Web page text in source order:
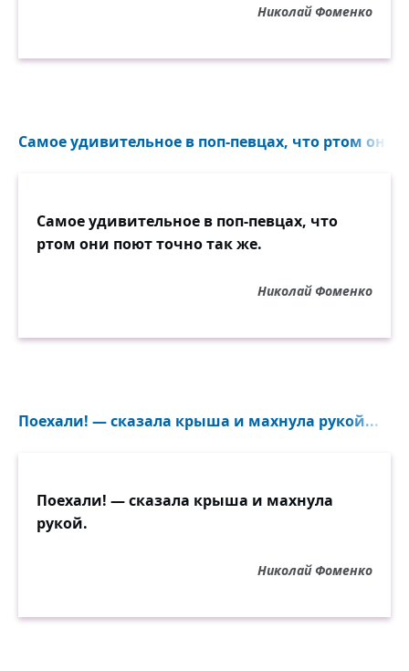
Николай Фоменко
Самое удивительное в поп-певцах, что ртом они
Самое удивительное в поп-певцах, что
ртом они поют точно так же.
Николай Фоменко
Поехали! — сказала крыша и махнула рукой...
Поехали! — сказала крыша и махнула
рукой.
Николай Фоменко